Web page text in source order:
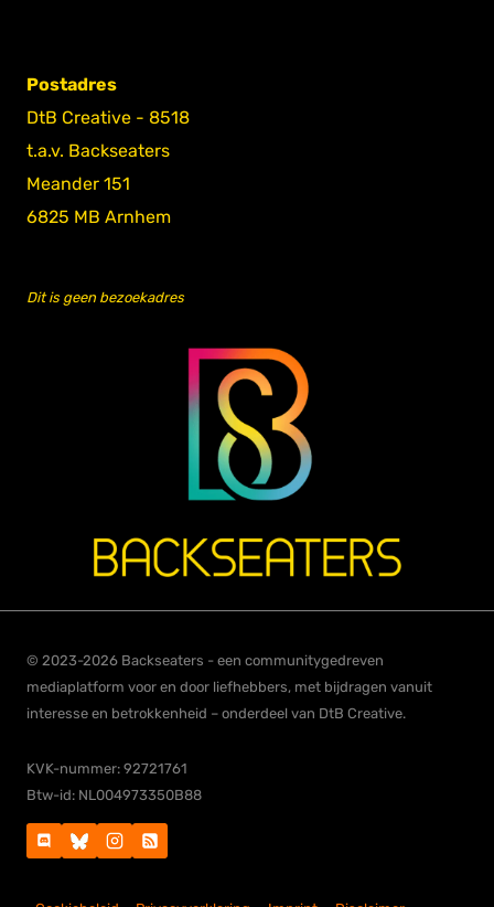
Postadres
DtB Creative - 8518
t.a.v. Backseaters
Meander 151
6825 MB Arnhem
Dit is geen bezoekadres
© 2023-2026 Backseaters - een communitygedreven
mediaplatform voor en door liefhebbers, met bijdragen vanuit
interesse en betrokkenheid – onderdeel van DtB Creative.
KVK-nummer: 92721761
Btw-id: NL004973350B88